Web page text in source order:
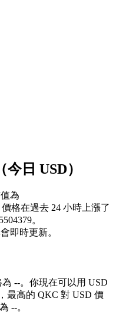
日 USD）
為
價格在過去 24 小時上漲了
。
即時更新。
為 --。你現在可以用 USD
最高的 QKC 對 USD 價
--。